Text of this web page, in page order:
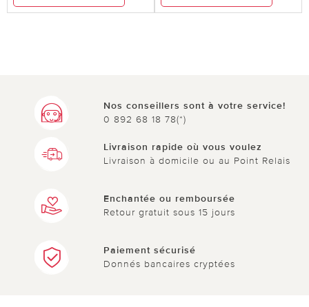
Nos conseillers sont à votre service!
0 892 68 18 78(*)
Livraison rapide où vous voulez
Livraison à domicile ou au Point Relais
Enchantée ou remboursée
Retour gratuit sous 15 jours
Paiement sécurisé
Donnés bancaires cryptées